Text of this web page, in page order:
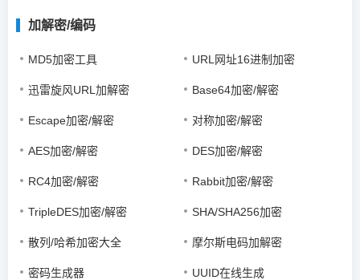
加解密/编码
MD5加密工具 URL网址16进制加密
迅雷旋风URL加解密 Base64加密/解密
Escape加密/解密 对称加密/解密
AES加密/解密 DES加密/解密
RC4加密/解密 Rabbit加密/解密
TripleDES加密/解密 SHA/SHA256加密
散列/哈希加密大全 摩尔斯电码加解密
密码生成器 UUID在线生成